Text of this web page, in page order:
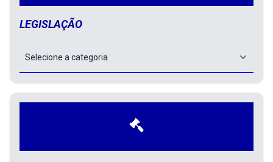
LEGISLAÇÃO